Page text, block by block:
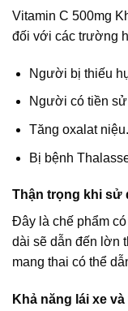
Vitamin C 500mg
đối với các trường
Người bị thiếu
Người có tiền
Tăng oxalat niệu.
Bị bệnh
Thận trọng khi sử
Đây là chế phẩm
dài sẽ dẫn đến lờn
mang thai có thể
Khả năng lái xe